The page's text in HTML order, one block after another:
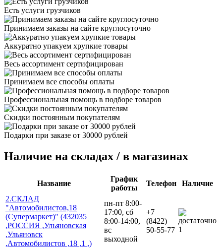
Есть услуги грузчиков
Принимаем заказы на сайте круглосуточно
Аккуратно упакуем хрупкие товары
Весь ассортимент сертифицирован
Принимаем все способы оплаты
Профессиональная помощь в подборе товаров
Скидки постоянным покупателям
Подарки при заказе от 30000 рублей
Наличие на складах / в магазинах
Название
График
работы
Телефон
Наличие
2.СКЛАД
"Автомобилистов,18
(Супермаркет)" (432035
,РОССИЯ ,Ульяновская
,Ульяновск
,Автомобилистов ,18 ,1 ,)
пн-пт 8:00-
17:00, сб
8:00-14:00,
вс
выходной
+7
(8422)
50-55-77 1